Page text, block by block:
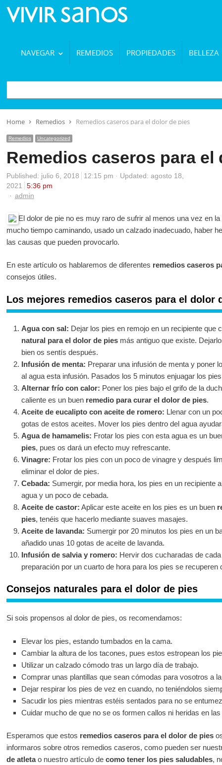
NAVEGAR REMEDIOS PROPIEDADES BELLEZA
BUSCAR
Home Remedios Remedios caseros para el dolor de pies
Remedios Uncategorized
Remedios caseros para el
Published: julio 6, 2018 12:15 pm
Updated: agosto 18,
2021
5:36 pm
Author
admin
El dolor de pie no es muy raro de sufrir al menos una vez en
mucho tiempo caminando, usado un calzado inadecuado, haber
las causas que pueden provocarlo.
En este artículo os hablaremos de diferentes remedios caseros
consejos útiles.
Los mejores remedios caseros para el dolor
Agua con sal: Dejar los pies en remojo en un recipiente que
natural para el dolor de piesmás antiguo que existe.
bien os sentís después.
Infusión de menta: Preparar una infusión de menta y poner
al agua esta infusión. Pasados los 5 minutos enjuagar los
Alternar frío con calor: Poner los pies bajo el grifo de la
caliente es un buen remedio para curar el dolor de pies.
Aceite de eucalipto con aceite de romero: Llenar con un
gotas de estos aceites. Mover los pies dentro del agua
Agua de hamamelis: Frotar los pies con esta agua es un
pies, pues os dará un efecto muy refrescante.
Vinagre: Frotar los pies con un poco de vinagre y después
eliminar el dolor de pies.
Cebada: Sumergir, por media hora, los pies en un recipiente
agua y un poco de cebada.
Aceite de castor: Aplicar este aceite en los pies es un buen
pies, tenéis que hacerlo mediante suaves masajes.
Aceite de lavanda: Sumergir por 20 minutos los pies en un
añadido unas 10 gotas de aceite de lavanda.
Infusión de salvia y romero: Hervir dos cucharadas de
preparación por un cuarto de hora para los pies se recuperen
Consejos naturales para el dolor de pies
Si sois propensos al dolor de pies, os recomendamos:
Elevar los pies, estando tumbados en la cama.
Cambiar la altura de los tacones, pues estos estropean los
Utilizar un calzado cómodo tras un largo día de trabajo.
Comprar unas plantillas que sean cómodas para vosotros a
Dejar respirar los pies de vez en cuando, no teniéndolos
Sacudir los pies mientras estéis sentados para no se
Cuidar mucho de que no se os formen callos ni heridas en
Esperamos que estos remedios caseros para el dolor de pies
informaros sobre otros remedios caseros, como pueden ser
de atletao nuestro artículo de como tener los pies saludables,